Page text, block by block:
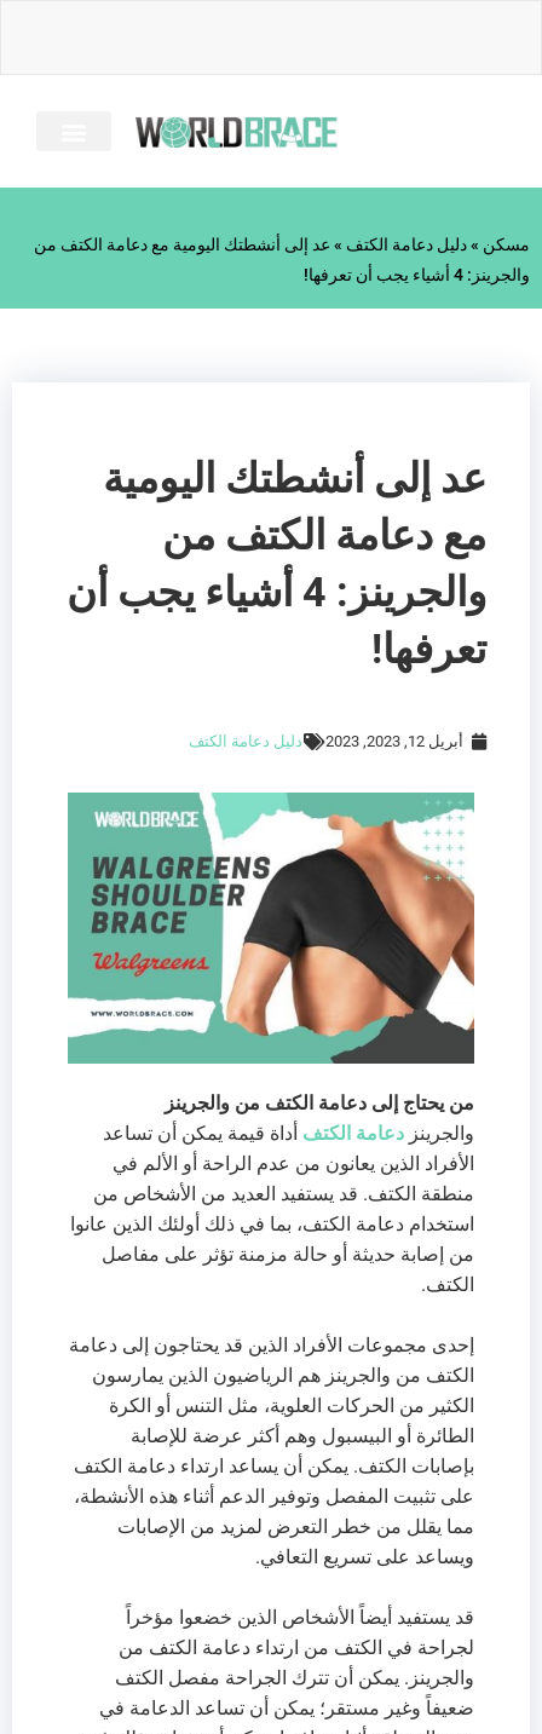
مسكن »دليل دعامة الكتف » عد إلى أنشطتك اليومية مع دعامة الكتف من
والجرينز: 4 أشياء يجب أن تعرفها!
عد إلى أنشطتك اليومية
مع دعامة الكتف من
والجرينز: 4 أشياء يجب أن
تعرفها!
أبريل 12, 2023, 2023 دليل دعامة الكتف
من يحتاج إلى دعامة الكتف من والجرينز
والجرينز دعامة الكتف أداة قيمة يمكن أن تساعد
الأفراد الذين يعانون من عدم الراحة أو الألم في
منطقة الكتف. قد يستفيد العديد من الأشخاص من
استخدام دعامة الكتف، بما في ذلك أولئك الذين عانوا
من إصابة حديثة أو حالة مزمنة تؤثر على مفاصل
الكتف.
إحدى مجموعات الأفراد الذين قد يحتاجون إلى دعامة
الكتف من والجرينز هم الرياضيون الذين يمارسون
الكثير من الحركات العلوية، مثل التنس أو الكرة
الطائرة أو البيسبول وهم أكثر عرضة للإصابة
بإصابات الكتف. يمكن أن يساعد ارتداء دعامة الكتف
على تثبيت المفصل وتوفير الدعم أثناء هذه الأنشطة،
مما يقلل من خطر التعرض لمزيد من الإصابات
ويساعد على تسريع التعافي.
قد يستفيد أيضاً الأشخاص الذين خضعوا مؤخراً
لجراحة في الكتف من ارتداء دعامة الكتف من
والجرينز. يمكن أن تترك الجراحة مفصل الكتف
ضعيفاً وغير مستقر؛ يمكن أن تساعد الدعامة في